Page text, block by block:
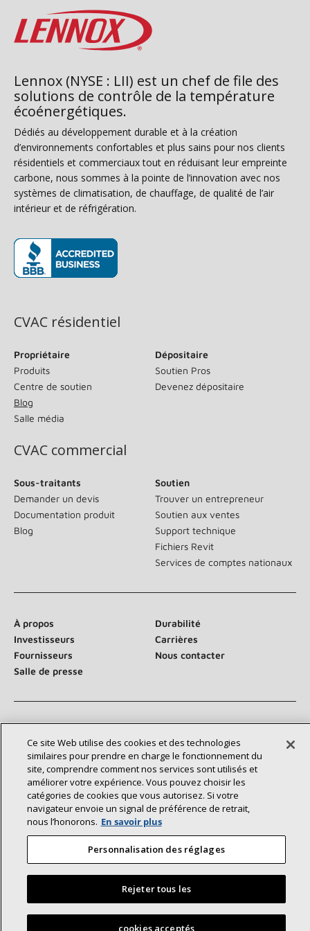
Lennox (NYSE : LII) est un chef de file des
solutions de contrôle de la température
écoénergétiques.
Dédiés au développement durable et à la création
d’environnements confortables et plus sains pour nos clients
résidentiels et commerciaux tout en réduisant leur empreinte
carbone, nous sommes à la pointe de l’innovation avec nos
systèmes de climatisation, de chauffage, de qualité de l’air
intérieur et de réfrigération.
CVAC résidentiel
Propriétaire
Produits
Centre de soutien
Blog
Salle média
Dépositaire
Soutien Pros
Devenez dépositaire
CVAC commercial
Sous-traitants
Demander un devis
Documentation produit
Blog
Soutien
Trouver un entrepreneur
Soutien aux ventes
Support technique
Fichiers Revit
Services de comptes nationaux
À propos
Durabilité
Investisseurs
Carrières
Fournisseurs
Nous contacter
Salle de presse
©2026 Lennox International Inc.
Déclaration d’accessibilité
Confidentialité
Ce site Web utilise des cookies et des technologies
similaires pour prendre en charge le fonctionnement du
site, comprendre comment nos services sont utilisés et
améliorer votre expérience. Vous pouvez choisir les
catégories de cookies que vous autorisez. Si votre
navigateur envoie un signal de préférence de retrait,
nous l’honorons. En savoir plus
Personnalisation des réglages
Rejeter tous les
cookies acceptés